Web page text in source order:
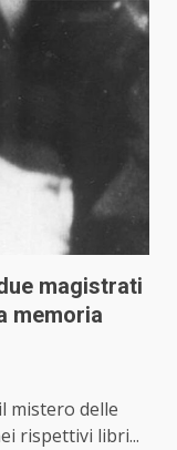
magistrati
memoria
mistero delle
rispettivi libri...